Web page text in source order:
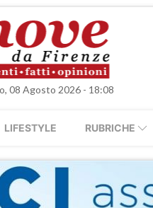
08 Agosto 2026 - 18:08
LIFESTYLE RUBRICHE